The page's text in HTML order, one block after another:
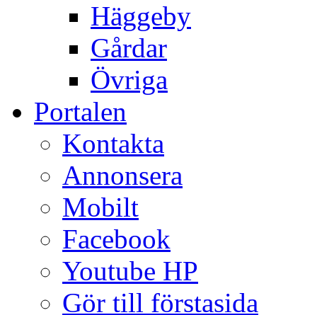
Häggeby
Gårdar
Övriga
Portalen
Kontakta
Annonsera
Mobilt
Facebook
Youtube HP
Gör till förstasida